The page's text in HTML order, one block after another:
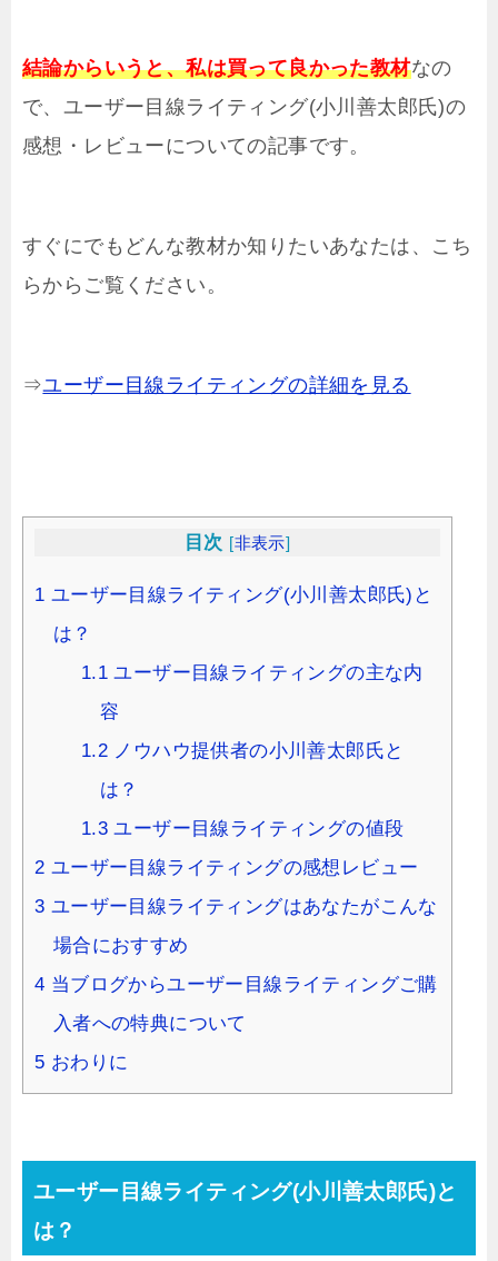
結論からいうと、私は買って良かった教材なの
で、ユーザー目線ライティング(小川善太郎氏)の
感想・レビューについての記事です。
すぐにでもどんな教材か知りたいあなたは、こち
らからご覧ください。
⇒ユーザー目線ライティングの詳細を見る
目次 [非表示]
1 ユーザー目線ライティング(小川善太郎氏)と
は？
1.1 ユーザー目線ライティングの主な内
容
1.2 ノウハウ提供者の小川善太郎氏と
は？
1.3 ユーザー目線ライティングの値段
2 ユーザー目線ライティングの感想レビュー
3 ユーザー目線ライティングはあなたがこんな
場合におすすめ
4 当ブログからユーザー目線ライティングご購
入者への特典について
5 おわりに
ユーザー目線ライティング(小川善太郎氏)と
は？